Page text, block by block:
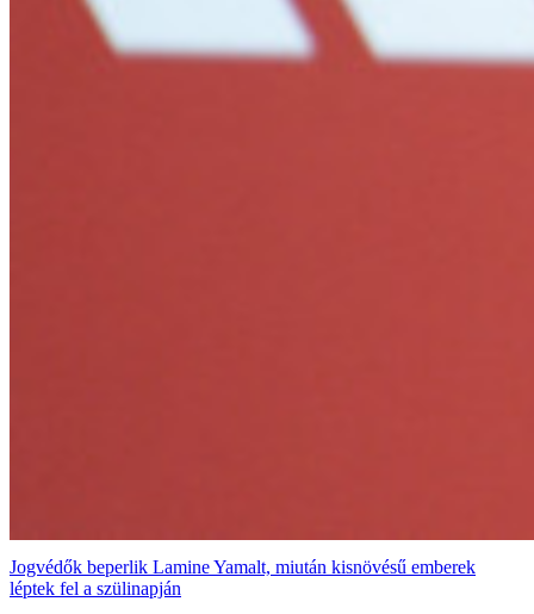
Jogvédők beperlik Lamine Yamalt, miután kisnövésű emberek
léptek fel a szülinapján